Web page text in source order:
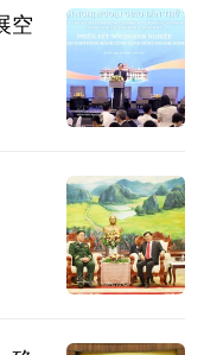
空